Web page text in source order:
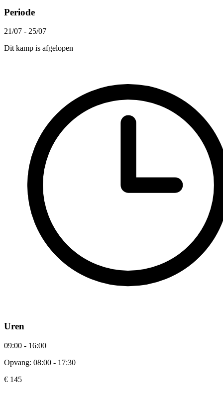
Periode
21/07 - 25/07
Dit kamp is afgelopen
Uren
09:00 - 16:00
Opvang: 08:00 - 17:30
€ 145